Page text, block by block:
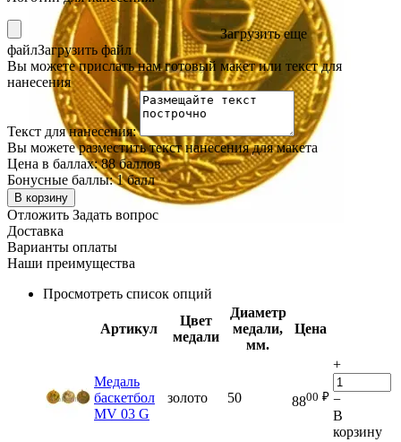
Загрузить еще
файлЗагрузить файл
Вы можете прислать нам готовый макет или текст для
нанесения
Текст для нанесения:
Вы можете разместить текст нанесения для макета
Цена в баллах: 88 баллов
Бонусные баллы: 1 балл
В корзину
Отложить Задать вопрос
Доставка
Варианты оплаты
Наши преимущества
Просмотреть список опций
Артикул
Цвет
медали
Диаметр
медали,
мм.
Цена
Медаль
баскетбол
MV 03 G
золото 50 8800 ₽
+
−
В
корзину